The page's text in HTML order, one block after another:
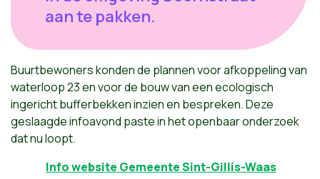
aan te pakken.
Buurtbewoners konden de plannen voor afkoppeling van
waterloop 23 en voor de bouw van een ecologisch
ingericht bufferbekken inzien en bespreken. Deze
geslaagde infoavond paste in het openbaar onderzoek
dat nu loopt.
Info website Gemeente Sint-Gillis-Waas